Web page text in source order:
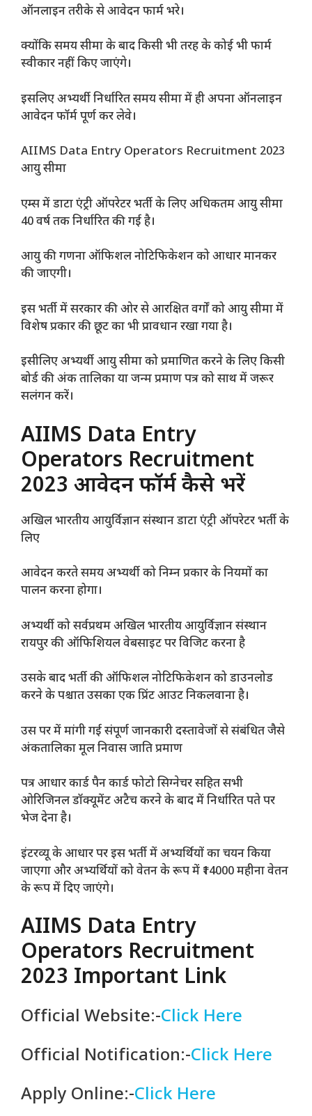
ऑनलाइन तरीके से आवेदन फार्म भरे।
क्योंकि समय सीमा के बाद किसी भी तरह के कोई भी फार्म
स्वीकार नहीं किए जाएंगे।
इसलिए अभ्यर्थी निर्धारित समय सीमा में ही अपना ऑनलाइन
आवेदन फॉर्म पूर्ण कर लेवे।
AIIMS Data Entry Operators Recruitment 2023
आयु सीमा
एम्स में डाटा एंट्री ऑपरेटर भर्ती के लिए अधिकतम आयु सीमा
40 वर्ष तक निर्धारित की गई है।
आयु की गणना ऑफिशल नोटिफिकेशन को आधार मानकर
की जाएगी।
इस भर्ती में सरकार की ओर से आरक्षित वर्गों को आयु सीमा में
विशेष प्रकार की छूट का भी प्रावधान रखा गया है।
इसीलिए अभ्यर्थी आयु सीमा को प्रमाणित करने के लिए किसी
बोर्ड की अंक तालिका या जन्म प्रमाण पत्र को साथ में जरूर
सलंगन करें।
AIIMS Data Entry
Operators Recruitment
2023 आवेदन फॉर्म कैसे भरें
अखिल भारतीय आयुर्विज्ञान संस्थान डाटा एंट्री ऑपरेटर भर्ती के
लिए
आवेदन करते समय अभ्यर्थी को निम्न प्रकार के नियमों का
पालन करना होगा।
अभ्यर्थी को सर्वप्रथम अखिल भारतीय आयुर्विज्ञान संस्थान
रायपुर की ऑफिशियल वेबसाइट पर विजिट करना है
उसके बाद भर्ती की ऑफिशल नोटिफिकेशन को डाउनलोड
करने के पश्चात उसका एक प्रिंट आउट निकलवाना है।
उस पर में मांगी गई संपूर्ण जानकारी दस्तावेजों से संबंधित जैसे
अंकतालिका मूल निवास जाति प्रमाण
पत्र आधार कार्ड पैन कार्ड फोटो सिग्नेचर सहित सभी
ओरिजिनल डॉक्यूमेंट अटैच करने के बाद में निर्धारित पते पर
भेज देना है।
इंटरव्यू के आधार पर इस भर्ती में अभ्यर्थियों का चयन किया
जाएगा और अभ्यर्थियों को वेतन के रूप में ₹14000 महीना वेतन
के रूप में दिए जाएंगे।
AIIMS Data Entry
Operators Recruitment
2023 Important Link
Official Website:-Click Here
Official Notification:-Click Here
Apply Online:-Click Here